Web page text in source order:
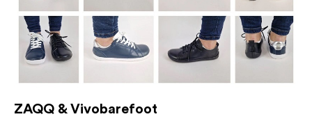
ZAQQ & Vivobarefoot